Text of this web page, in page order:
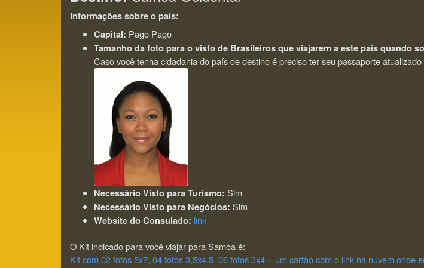
Informações sobre o país:
Capital: Pago Pago
Tamanho da foto para o visto de Brasileiros que viajarem a este país quando
Caso você tenha cidadania do país de destino é preciso ter seu passaporte
Necessário Visto para Turismo: Sim
Necessário Visto para Negócios: Sim
Website do Consulado: link
O Kit indicado para você viajar para Samoa é:
Kit com 02 fotos 5x7, 04 fotos 3,5x4,5, 06 fotos 3x4 + um cartão com o link na nuvem